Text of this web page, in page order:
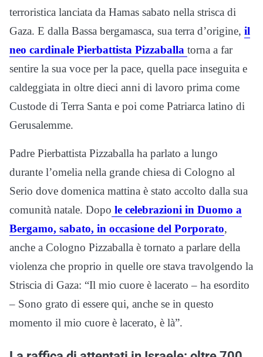
terroristica lanciata da Hamas sabato nella strisca di
Gaza. E dalla Bassa bergamasca, sua terra d’origine, il
neo cardinale Pierbattista Pizzaballa torna a far
sentire la sua voce per la pace, quella pace inseguita e
caldeggiata in oltre dieci anni di lavoro prima come
Custode di Terra Santa e poi come Patriarca latino di
Gerusalemme.
Padre Pierbattista Pizzaballa ha parlato a lungo
durante l’omelia nella grande chiesa di Cologno al
Serio dove domenica mattina è stato accolto dalla sua
comunità natale. Dopo le celebrazioni in Duomo a
Bergamo, sabato, in occasione del Porporato,
anche a Cologno Pizzaballa è tornato a parlare della
violenza che proprio in quelle ore stava travolgendo la
Striscia di Gaza: “Il mio cuore è lacerato – ha esordito
– Sono grato di essere qui, anche se in questo
momento il mio cuore è lacerato, è là”.